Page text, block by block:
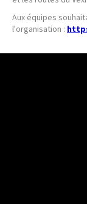
Aux équipes
l'organisation :